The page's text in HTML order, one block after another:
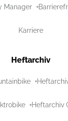
Manager
Karriere
Heftarchiv
Heftarchiv